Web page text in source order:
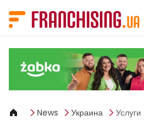
News Украина